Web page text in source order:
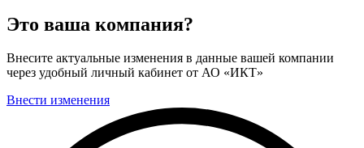
Это ваша компания?
Внесите актуальные изменения в данные вашей компании
через удобный личный кабинет от АО «ИКТ»
Внести изменения